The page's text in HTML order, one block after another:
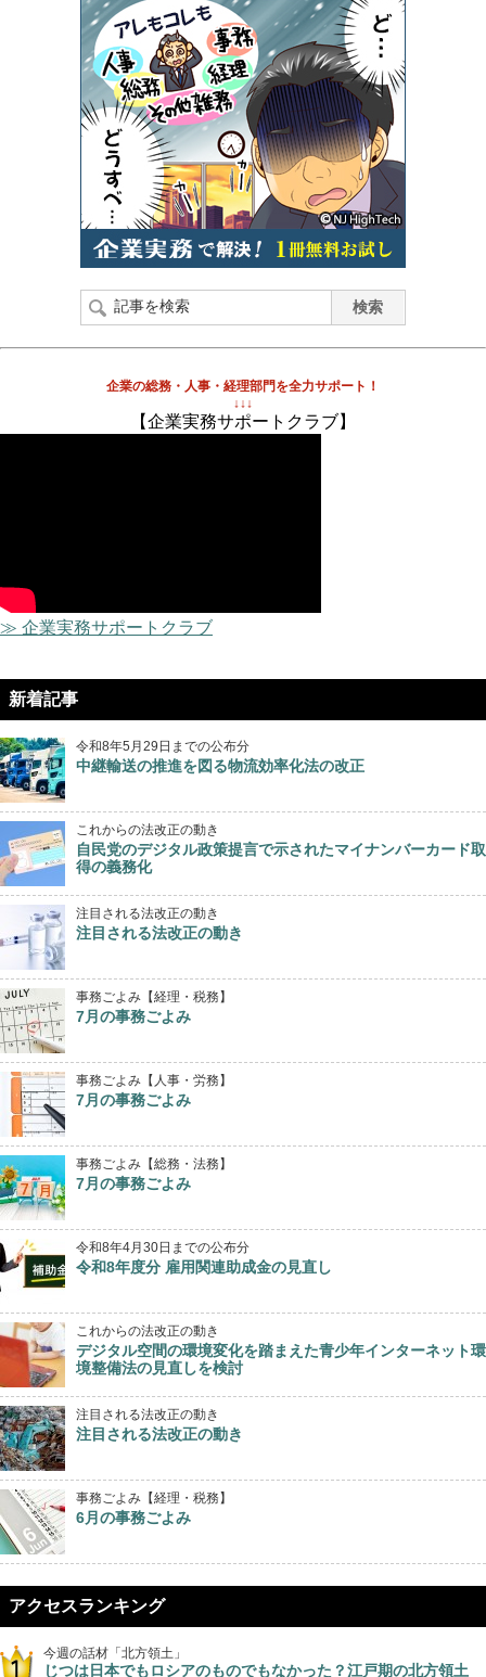
企業の総務・人事・経理部門を全力サポート！
↓↓↓
【企業実務サポートクラブ】
≫ 企業実務サポートクラブ
新着記事
令和8年5月29日までの公布分
中継輸送の推進を図る物流効率化法の改正
これからの法改正の動き
自民党のデジタル政策提言で示されたマイナンバーカード取
得の義務化
注目される法改正の動き
注目される法改正の動き
事務ごよみ【経理・税務】
7月の事務ごよみ
事務ごよみ【人事・労務】
7月の事務ごよみ
事務ごよみ【総務・法務】
7月の事務ごよみ
令和8年4月30日までの公布分
令和8年度分 雇用関連助成金の見直し
これからの法改正の動き
デジタル空間の環境変化を踏まえた青少年インターネット環
境整備法の見直しを検討
注目される法改正の動き
注目される法改正の動き
事務ごよみ【経理・税務】
6月の事務ごよみ
アクセスランキング
今週の話材「北方領土」
じつは日本でもロシアのものでもなかった？江戸期の北方領土